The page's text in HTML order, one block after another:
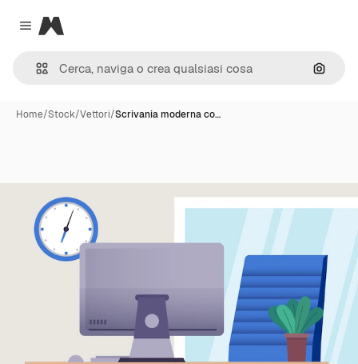
Close menu
Magnific
Cerca
Home/Stock/Vettori/Scrivania moderna co…